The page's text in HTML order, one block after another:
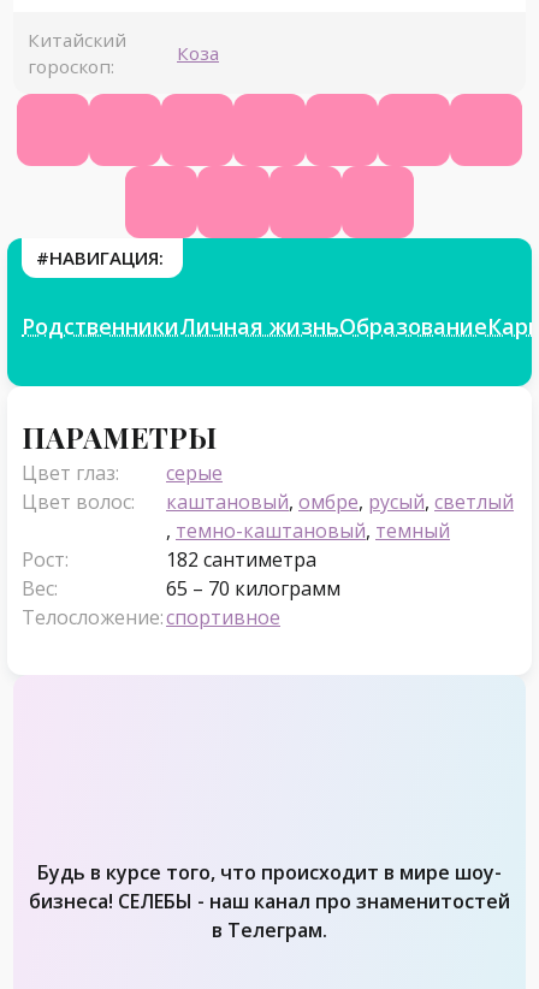
Китайский
гороскоп:
Коза
#НАВИГАЦИЯ:
РодственникиЛичная жизньОбразование
ПАРАМЕТРЫ
Цвет глаз:
серые
Цвет волос:
каштановый, омбре, русый, светлый
, темно-каштановый, темный
Рост:
182 сантиметра
Вес:
65 – 70 килограмм
Телосложение:спортивное
Будь в курсе того, что происходит в мире шоу-
бизнеса! СЕЛЕБЫ - наш канал про знаменитостей
в Телеграм.